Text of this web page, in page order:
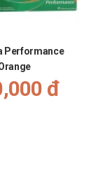
trứng cá. Ở trẻ
xử lý kịp thời.
Performance
đ